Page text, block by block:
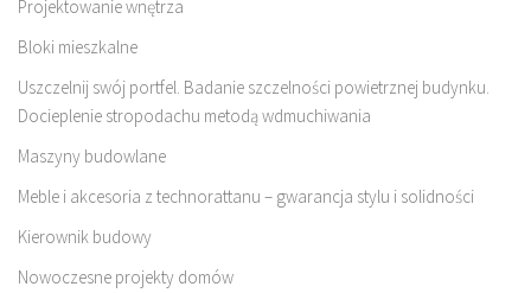
Projektowanie wnętrza
Bloki mieszkalne
Uszczelnij swój portfel. Badanie szczelności powietrznej budynku.
Docieplenie stropodachu metodą wdmuchiwania
Maszyny budowlane
Meble i akcesoria z technorattanu – gwarancja stylu i solidności
Kierownik budowy
Nowoczesne projekty domów